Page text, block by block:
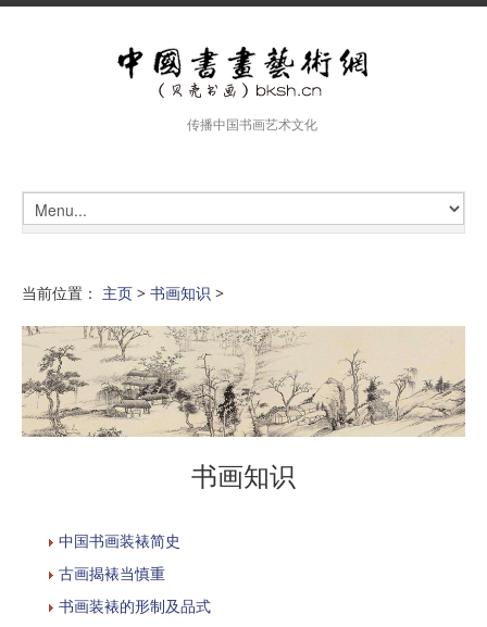
传播中国书画艺术文化
当前位置： 主页 > 书画知识 >
书画知识
中国书画装裱简史
古画揭裱当慎重
书画装裱的形制及品式